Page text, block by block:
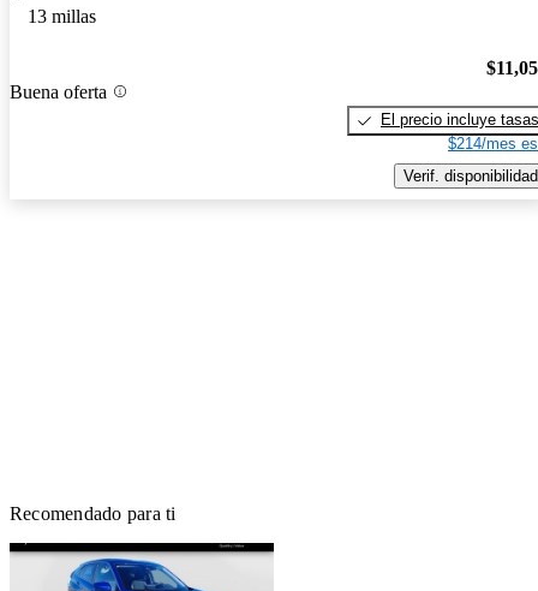
13 millas
Buena oferta
El precio incluye tasas
$214/mes
Verif. disponibilidad
Recomendado para ti